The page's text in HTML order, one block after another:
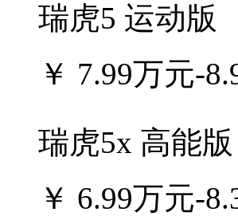
瑞虎5 运动版
￥ 7.99万元-
瑞虎5x 高能版
￥ 6.99万元-